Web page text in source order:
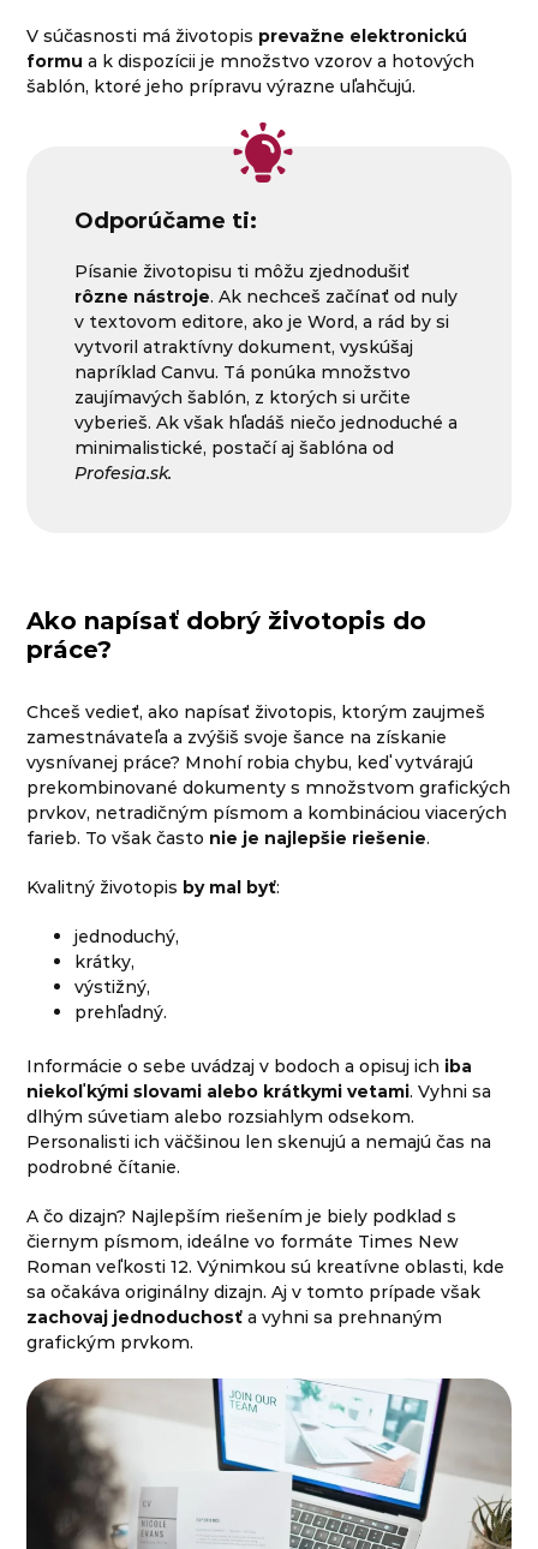
V súčasnosti má životopis prevažne elektronickú
formu a k dispozícii je množstvo vzorov a hotových
šablón, ktoré jeho prípravu výrazne uľahčujú.
Odporúčame ti:
Písanie životopisu ti môžu zjednodušiť
rôzne nástroje. Ak nechceš začínať od nuly
v textovom editore, ako je Word, a rád by si
vytvoril atraktívny dokument, vyskúšaj
napríklad Canvu. Tá ponúka množstvo
zaujímavých šablón, z ktorých si určite
vyberieš. Ak však hľadáš niečo jednoduché a
minimalistické, postačí aj šablóna od
Profesia.sk.
Ako napísať dobrý životopis do
práce?
Chceš vedieť, ako napísať životopis, ktorým zaujmeš
zamestnávateľa a zvýšiš svoje šance na získanie
vysnívanej práce? Mnohí robia chybu, keď vytvárajú
prekombinované dokumenty s množstvom grafických
prvkov, netradičným písmom a kombináciou viacerých
farieb. To však často nie je najlepšie riešenie.
Kvalitný životopis by mal byť:
jednoduchý,
krátky,
výstižný,
prehľadný.
Informácie o sebe uvádzaj v bodoch a opisuj ich iba
niekoľkými slovami alebo krátkymi vetami. Vyhni sa
dlhým súvetiam alebo rozsiahlym odsekom.
Personalisti ich väčšinou len skenujú a nemajú čas na
podrobné čítanie.
A čo dizajn? Najlepším riešením je biely podklad s
čiernym písmom, ideálne vo formáte Times New
Roman veľkosti 12. Výnimkou sú kreatívne oblasti, kde
sa očakáva originálny dizajn. Aj v tomto prípade však
zachovaj jednoduchosťa vyhni sa prehnaným
grafickým prvkom.